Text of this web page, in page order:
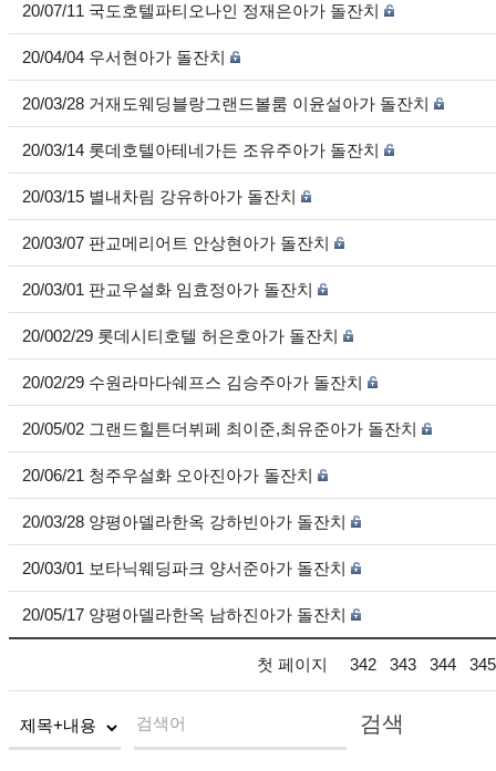
20/07/11 국도호텔파티오나인 정재은아가 돌잔치
20/04/04 우서현아가 돌잔치
20/03/28 거재도웨딩블랑그랜드볼룸 이윤설아가 돌잔치
20/03/14 롯데호텔아테네가든 조유주아가 돌잔치
20/03/15 별내차림 강유하아가 돌잔치
20/03/07 판교메리어트 안상현아가 돌잔치
20/03/01 판교우설화 임효정아가 돌잔치
20/002/29 롯데시티호텔 허은호아가 돌잔치
20/02/29 수원라마다쉐프스 김승주아가 돌잔치
20/05/02 그랜드힐튼더뷔페 최이준,최유준아가 돌잔치
20/06/21 청주우설화 오아진아가 돌잔치
20/03/28 양평아델라한옥 강하빈아가 돌잔치
20/03/01 보타닉웨딩파크 양서준아가 돌잔치
20/05/17 양평아델라한옥 남하진아가 돌잔치
첫 페이지 342 343 344 345
검색어 검색